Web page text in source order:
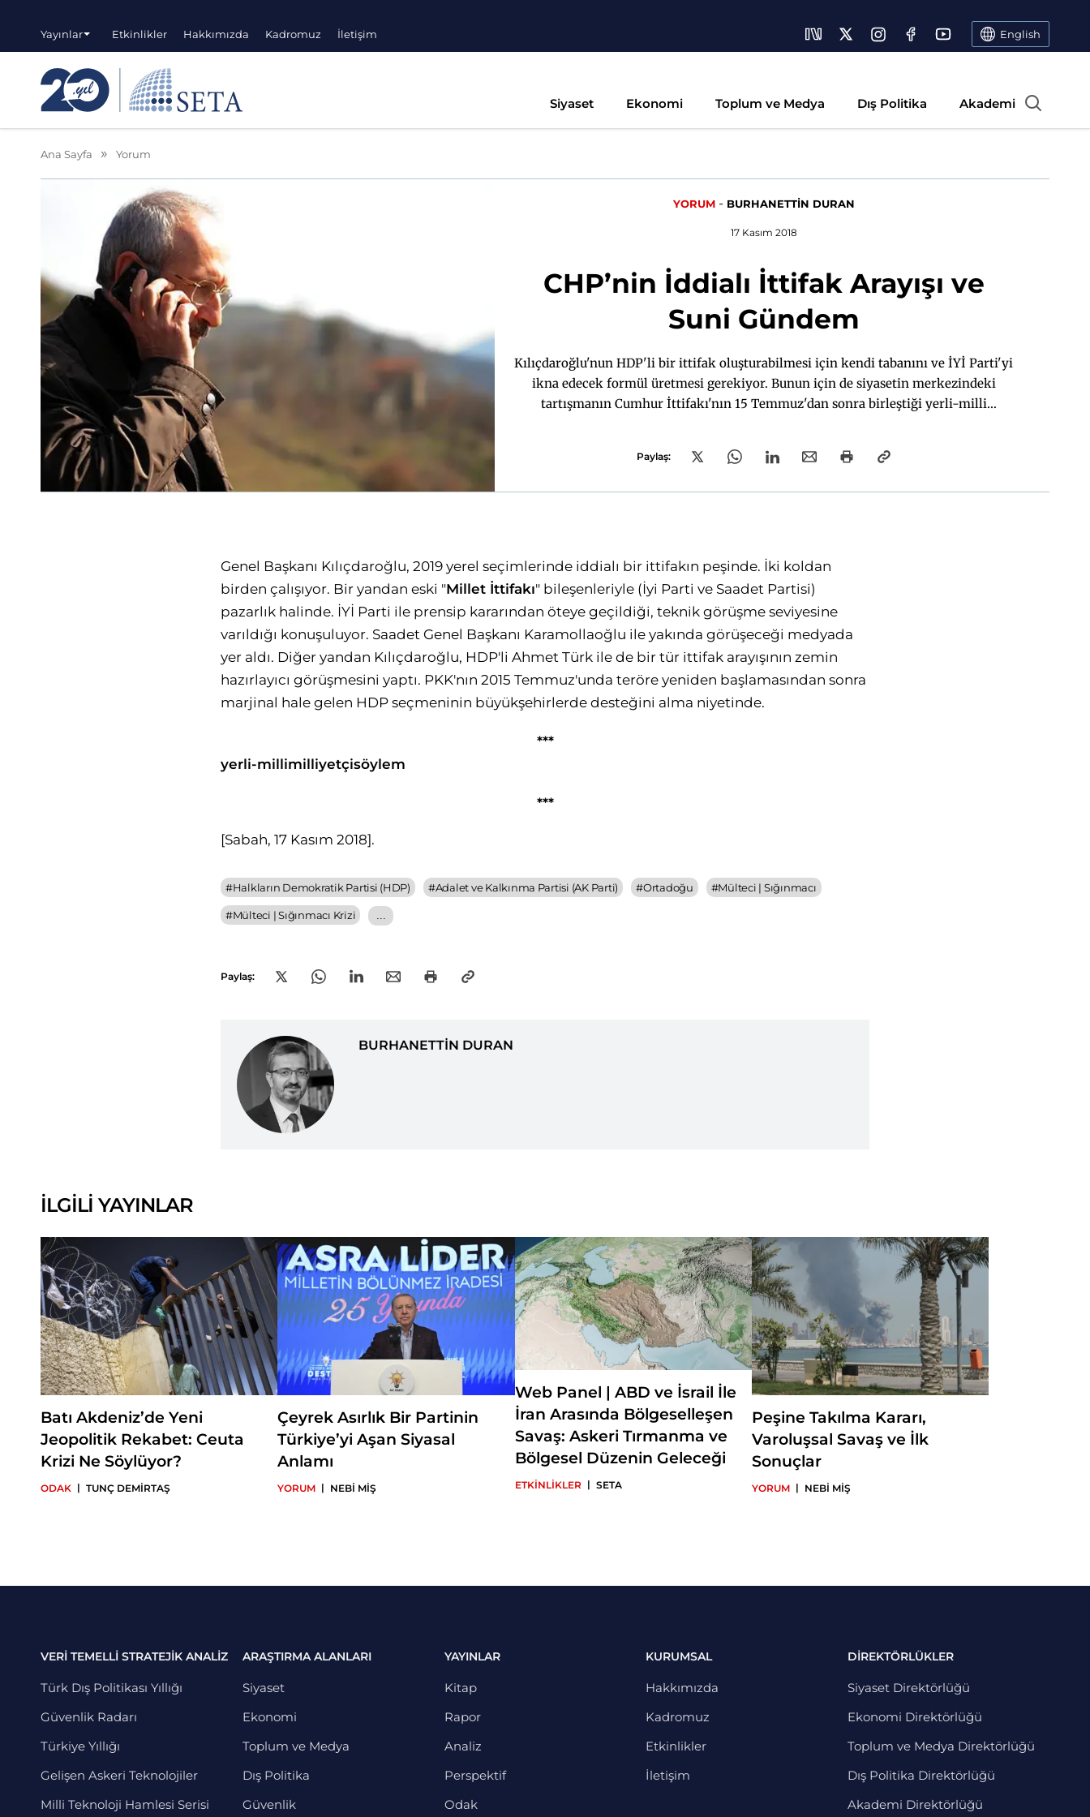
Yayınlar Etkinlikler Hakkımızda Kadromuz İletişim English
Siyaset Ekonomi Toplum ve Medya Dış Politika Akademi
Ana Sayfa Yorum
YORUM- BURHANETTİN DURAN
17 Kasım 2018
CHP’nin İddialı İttifak Arayışı ve
Suni Gündem
Kılıçdaroğlu'nun HDP'li bir ittifak oluşturabilmesi için kendi tabanını ve İYİ Parti'yi
ikna edecek formül üretmesi gerekiyor. Bunun için de siyasetin merkezindeki
tartışmanın Cumhur İttifakı'nın 15 Temmuz'dan sonra birleştiği yerli-milli
Paylaş:
Genel Başkanı Kılıçdaroğlu, 2019 yerel seçimlerinde iddialı bir ittifakın peşinde. İki koldan
birden çalışıyor. Bir yandan eski "Millet İttifakı" bileşenleriyle (İyi Parti ve Saadet Partisi)
pazarlık halinde. İYİ Parti ile prensip kararından öteye geçildiği, teknik görüşme seviyesine
varıldığı konuşuluyor. Saadet Genel Başkanı Karamollaoğlu ile yakında görüşeceği medyada
yer aldı. Diğer yandan Kılıçdaroğlu, HDP'li Ahmet Türk ile de bir tür ittifak arayışının zemin
hazırlayıcı görüşmesini yaptı. PKK'nın 2015 Temmuz'unda teröre yeniden başlamasından sonra
marjinal hale gelen HDP seçmeninin büyükşehirlerde desteğini alma niyetinde.
***
yerli-millimilliyetçisöylem
***
[Sabah, 17 Kasım 2018].
#Halkların Demokratik Partisi (HDP) #Adalet ve Kalkınma Partisi (AK Parti) #Ortadoğu #Mülteci | Sığınmacı
#Mülteci | Sığınmacı Krizi
Paylaş:
BURHANETTİN DURAN
İLGİLİ YAYINLAR
Batı Akdeniz’de Yeni
Jeopolitik Rekabet: Ceuta
Krizi Ne Söylüyor?
ODAK | TUNÇ DEMİRTAŞ
Çeyrek Asırlık Bir Partinin
Türkiye’yi Aşan Siyasal
Anlamı
YORUM | NEBİ MİŞ
Web Panel | ABD ve İsrail İle
İran Arasında Bölgeselleşen
Savaş: Askeri Tırmanma ve
Bölgesel Düzenin Geleceği
ETKİNLİKLER | SETA
Peşine Takılma Kararı,
Varoluşsal Savaş ve İlk
Sonuçlar
YORUM | NEBİ MİŞ
VERİ TEMELLİ STRATEJİK ANALİZ
Türk Dış Politikası Yıllığı
Güvenlik Radarı
Türkiye Yıllığı
Gelişen Askeri Teknolojiler
Milli Teknoloji Hamlesi Serisi
ARAŞTIRMA ALANLARI
Siyaset
Ekonomi
Toplum ve Medya
Dış Politika
Güvenlik
YAYINLAR
Kitap
Rapor
Analiz
Perspektif
Odak
KURUMSAL
Hakkımızda
Kadromuz
Etkinlikler
İletişim
DİREKTÖRLÜKLER
Siyaset Direktörlüğü
Ekonomi Direktörlüğü
Toplum ve Medya Direktörlüğü
Dış Politika Direktörlüğü
Akademi Direktörlüğü